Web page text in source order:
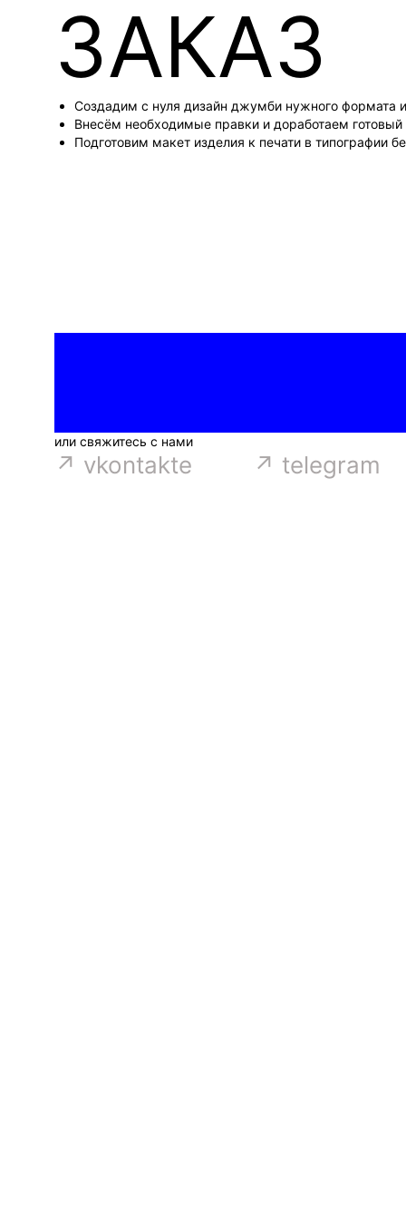
ЗАКАЗ
Создадим с нуля дизайн джумби нужного формата
Внесём необходимые правки и доработаем
Подготовим макет изделия к печати в типографии
или свяжитесь с нами
↗ vkontakte ↗ telegram